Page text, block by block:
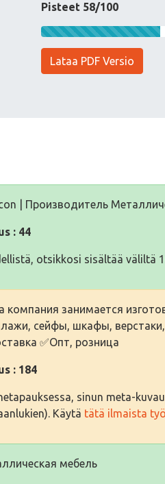
Pisteet 58/100
Lataa PDF Versio
| Производитель
: 44
otsikkosi sisältää väliltä
компания занимается
сейфы, шкафы,
✅Опт, розница
: 184
sinun meta-
Käytä tätä ilmaista
мебель